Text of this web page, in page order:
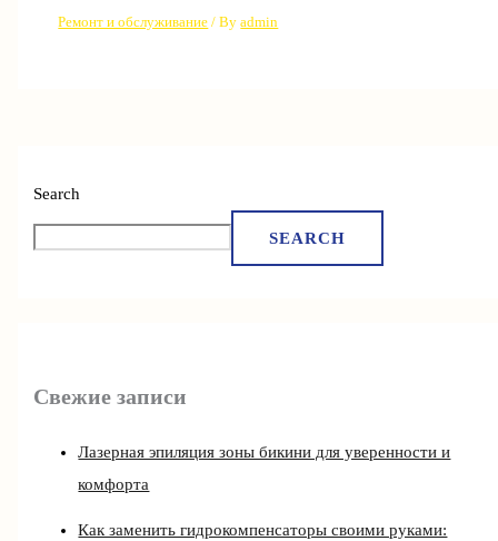
Search
SEARCH
Свежие записи
Лазерная эпиляция зоны бикини для уверенности и
комфорта
Как заменить гидрокомпенсаторы своими руками:
Ремонт и обслуживание / Byadmin